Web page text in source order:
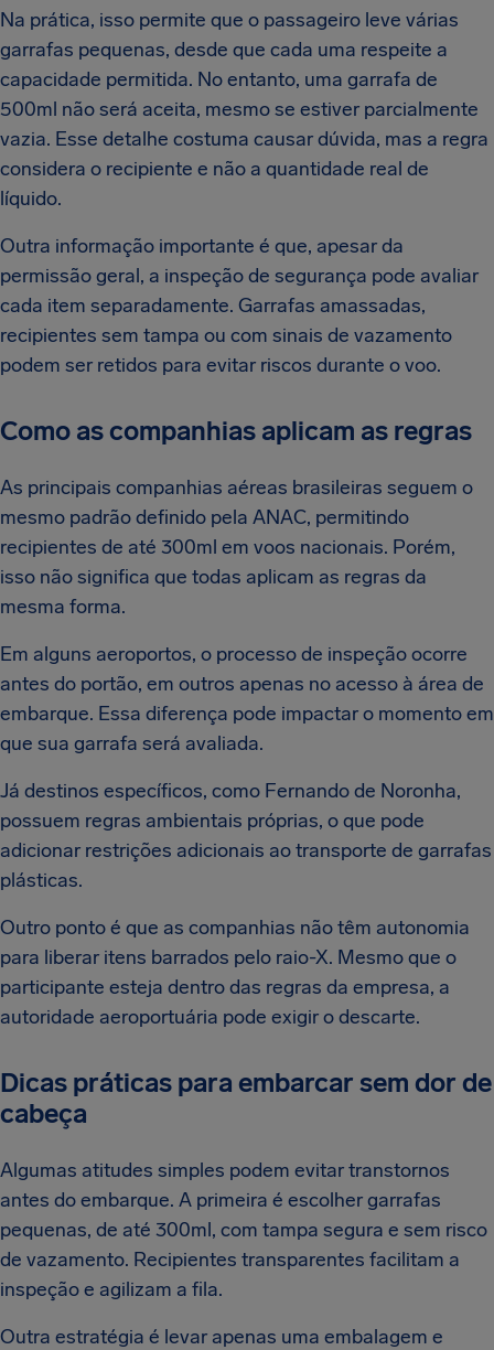
Na prática, isso permite que o passageiro leve várias
garrafas pequenas, desde que cada uma respeite a
capacidade permitida. No entanto, uma garrafa de
500ml não será aceita, mesmo se estiver parcialmente
vazia. Esse detalhe costuma causar dúvida, mas a regra
considera o recipiente e não a quantidade real de
líquido.
Outra informação importante é que, apesar da
permissão geral, a inspeção de segurança pode avaliar
cada item separadamente. Garrafas amassadas,
recipientes sem tampa ou com sinais de vazamento
podem ser retidos para evitar riscos durante o voo.
Como as companhias aplicam as regras
As principais companhias aéreas brasileiras seguem o
mesmo padrão definido pela ANAC, permitindo
recipientes de até 300ml em voos nacionais. Porém,
isso não significa que todas aplicam as regras da
mesma forma.
Em alguns aeroportos, o processo de inspeção ocorre
antes do portão, em outros apenas no acesso à área de
embarque. Essa diferença pode impactar o momento em
que sua garrafa será avaliada.
Já destinos específicos, como Fernando de Noronha,
possuem regras ambientais próprias, o que pode
adicionar restrições adicionais ao transporte de garrafas
plásticas.
Outro ponto é que as companhias não têm autonomia
para liberar itens barrados pelo raio-X. Mesmo que o
participante esteja dentro das regras da empresa, a
autoridade aeroportuária pode exigir o descarte.
Dicas práticas para embarcar sem dor de
cabeça
Algumas atitudes simples podem evitar transtornos
antes do embarque. A primeira é escolher garrafas
pequenas, de até 300ml, com tampa segura e sem risco
de vazamento. Recipientes transparentes facilitam a
inspeção e agilizam a fila.
Outra estratégia é levar apenas uma embalagem e